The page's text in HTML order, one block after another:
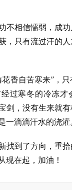
不相信懦弱，成
，只有流过汗的
香自苦寒来”，
过寒冬的冷冻才
剑，没有生来就
一滴滴汗水的浇灌
找到了方向，重
现在起，加油！